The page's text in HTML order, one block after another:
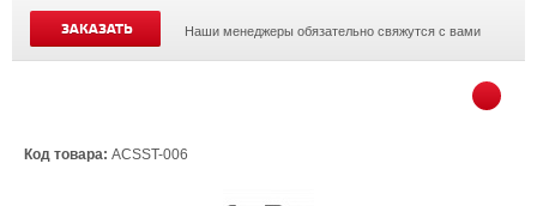
ЗАКАЗАТЬ Наши менеджеры обязательно свяжутся с вами
Код товара: ACSST-006